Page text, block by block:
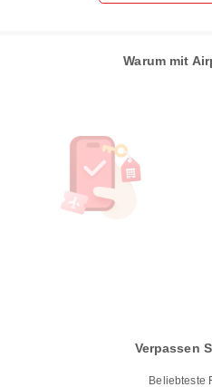
Warum mit
Verpassen
Beliebteste